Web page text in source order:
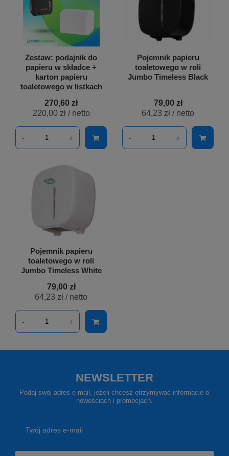
Zestaw: podajnik do
papieru w składce +
karton papieru
toaletowego w listkach
270,60 zł
220,00 zł/ netto
- +
Pojemnik papieru
toaletowego w roli
Jumbo Timeless Black
79,00 zł
64,23 zł / netto
- +
Pojemnik papieru
toaletowego w roli
Jumbo Timeless White
79,00 zł
64,23 zł / netto
- +
NEWSLETTER
Podaj swój adres e-mail, jeżeli chcesz otrzymywać informacje o
nowościach i promocjach.
Twój adres e-mail